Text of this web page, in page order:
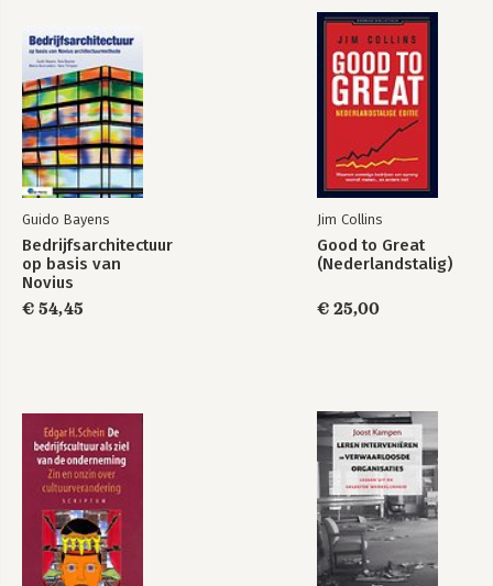
Guido Bayens
Bedrijfsarchitectuur
op basis van
Novius
€ 54,45
Jim Collins
Good to Great
(Nederlandstalig)
€ 25,00